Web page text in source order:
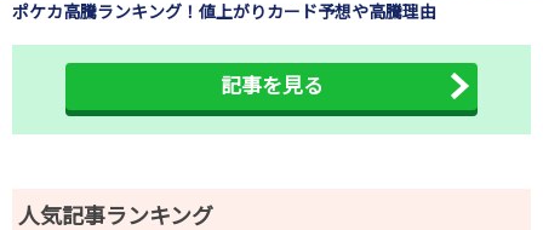
ポケカ高騰ランキング！値上がりカード予想や高騰理由
記事を見る
人気記事ランキング